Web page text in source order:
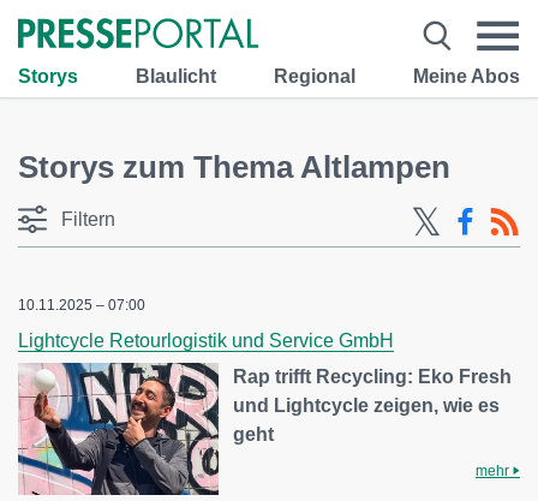
Storys Blaulicht Regional Meine Abos
Storys zum Thema Altlampen
Filtern
10.11.2025 – 07:00
Lightcycle Retourlogistik und Service GmbH
Rap trifft Recycling: Eko Fresh
und Lightcycle zeigen, wie es
geht
mehr